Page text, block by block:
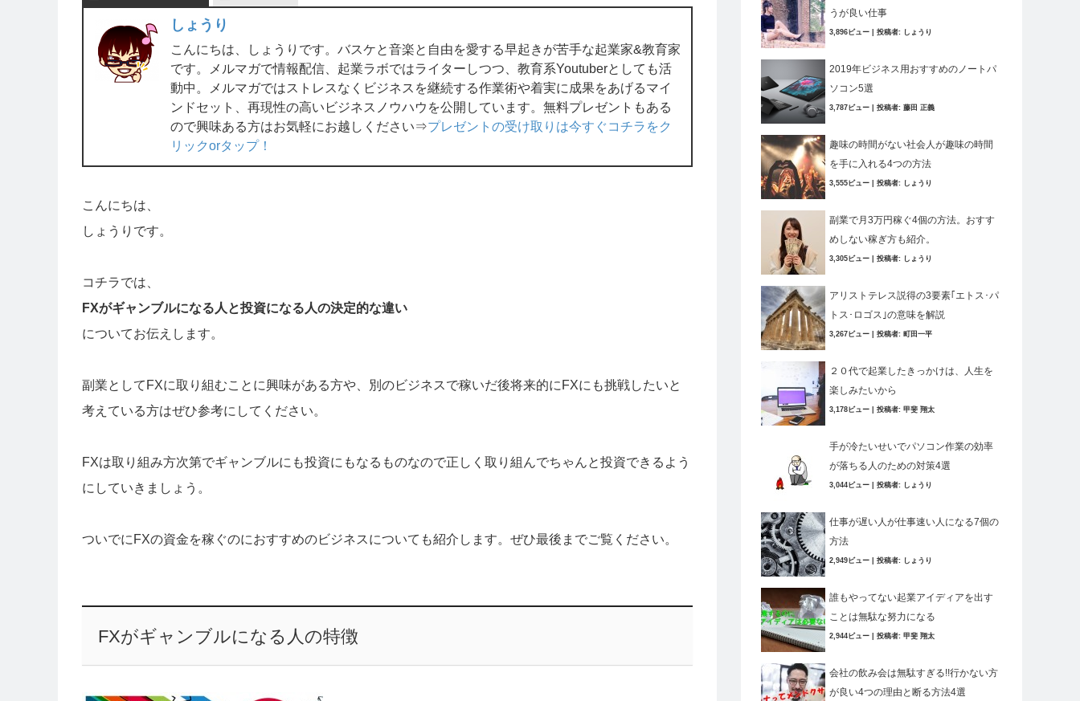
しょうり
こんにちは、しょうりです。バスケと音楽と自由を愛する早起きが苦手な起業家&教育家
です。メルマガで情報配信、起業ラボではライターしつつ、教育系Youtuberとしても活
動中。メルマガではストレスなくビジネスを継続する作業術や着実に成果をあげるマイ
ンドセット、再現性の高いビジネスノウハウを公開しています。無料プレゼントもある
ので興味ある方はお気軽にお越しください⇒プレゼントの受け取りは今すぐコチラをク
リックorタップ！
こんにちは、
しょうりです。
コチラでは、
FXがギャンブルになる人と投資になる人の決定的な違い
についてお伝えします。
副業としてFXに取り組むことに興味がある方や、別のビジネスで稼いだ後将来的にFXにも挑戦したいと
考えている方はぜひ参考にしてください。
FXは取り組み方次第でギャンブルにも投資にもなるものなので正しく取り組んでちゃんと投資できるよう
にしていきましょう。
ついでにFXの資金を稼ぐのにおすすめのビジネスについても紹介します。ぜひ最後までご覧ください。
FXがギャンブルになる人の特徴
うが良い仕事
3,896ビュー 投稿者: しょうり
2019年ビジネス用おすすめのノートパ
ソコン5選
3,787ビュー 投稿者: 藤田 正義
趣味の時間がない社会人が趣味の時間
を手に入れる4つの方法
3,555ビュー 投稿者: しょうり
副業で月3万円稼ぐ4個の方法。おすす
めしない稼ぎ方も紹介。
3,305ビュー 投稿者: しょうり
アリストテレス説得の3要素｢エトス･パ
トス･ロゴス｣の意味を解説
3,267ビュー 投稿者: 町田一平
２０代で起業したきっかけは、人生を
楽しみたいから
3,178ビュー 投稿者: 甲斐 翔太
手が冷たいせいでパソコン作業の効率
が落ちる人のための対策4選
3,044ビュー 投稿者: しょうり
仕事が遅い人が仕事速い人になる7個の
方法
2,949ビュー 投稿者: しょうり
誰もやってない起業アイディアを出す
ことは無駄な努力になる
2,944ビュー 投稿者: 甲斐 翔太
会社の飲み会は無駄すぎる!!行かない方
が良い4つの理由と断る方法4選